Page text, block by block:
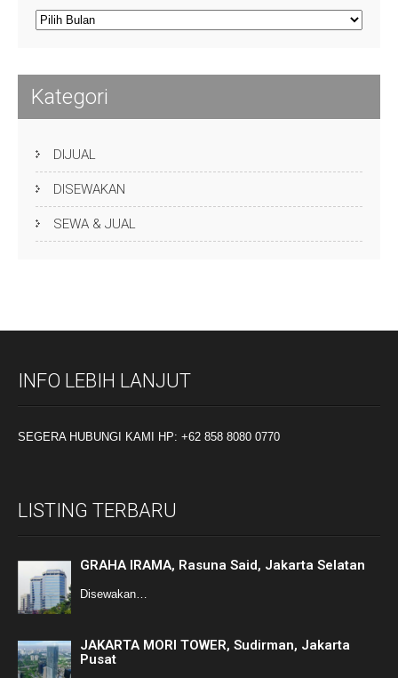
Arsip
Kategori
DIJUAL
DISEWAKAN
SEWA & JUAL
INFO LEBIH LANJUT
SEGERA HUBUNGI KAMI HP: +62 858 8080 0770
LISTING TERBARU
GRAHA IRAMA, Rasuna Said, Jakarta Selatan
Disewakan…
JAKARTA MORI TOWER, Sudirman, Jakarta
Pusat